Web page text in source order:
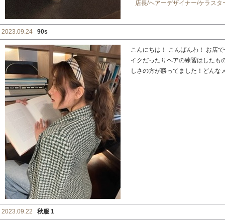
店長/ヘアーデザイナー/ケラス
2023.09.24 90s
こんにちは！ こんばんわ！ お店
イクだったりヘアの練習はしたも
しさの方が勝ってました！どんな
2023.09.22 秋服 1